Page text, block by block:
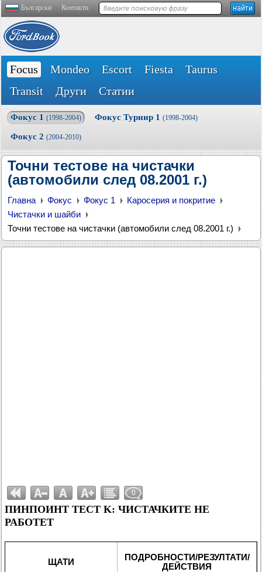
Български Контакти
Focus Mondeo Escort Fiesta
Taurus
Transit
Други Статии
Фокус 1 (1998-2004) Фокус Турнир 1 (1998-2004)
Фокус 2 (2004-2010)
Точни тестове на чистачки
(автомобили след 08.2001 г.)
Главна Фокус Фокус 1
Каросерия и покритие
Чистачки и шайби
Точни тестове на чистачки (автомобили след 08.2001 г.)
0
ПИНПОИНТ ТЕСТ K: ЧИСТАЧКИТЕ НЕ
РАБОТЕТ
ЩАТИ
ПОДРОБНОСТИ/РЕЗУЛТАТИ/
ДЕЙСТВИЯ